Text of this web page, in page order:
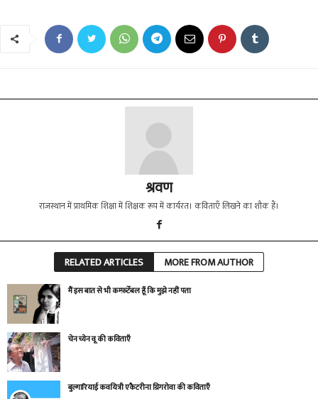
श्रवण
राजस्थान में प्राथमिक शिक्षा में शिक्षक रूप में कार्यरत। कविताएँ लिखने का शौक हैं।
RELATED ARTICLES MORE FROM AUTHOR
मैं इस बात से भी कम्फ़र्टेबल हूँ कि मुझे नहीं पता
चेन च्येन वू की कविताएँ
बुल्गारियाई कवयित्री एकैटरीना ग्रिगरोवा की कविताएँ